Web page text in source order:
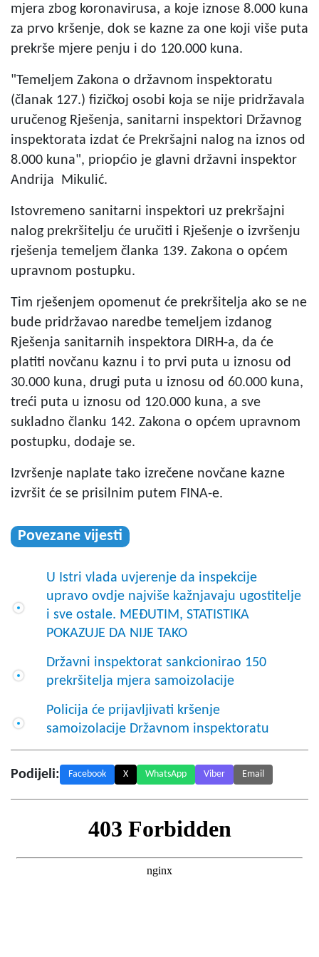
mjera zbog koronavirusa, a koje iznose 8.000 kuna
za prvo kršenje, dok se kazne za one koji više puta
prekrše mjere penju i do 120.000 kuna.
"Temeljem Zakona o državnom inspektoratu
(članak 127.) fizičkoj osobi koja se nije pridržavala
uručenog Rješenja, sanitarni inspektori Državnog
inspektorata izdat će Prekršajni nalog na iznos od
8.000 kuna", priopćio je glavni državni inspektor
Andrija Mikulić.
Istovremeno sanitarni inspektori uz prekršajni
nalog prekršitelju će uručiti i Rješenje o izvršenju
rješenja temeljem članka 139. Zakona o općem
upravnom postupku.
Tim rješenjem opomenut će prekršitelja ako se ne
bude pridržavao naredbe temeljem izdanog
Rješenja sanitarnih inspektora DIRH-a, da će
platiti novčanu kaznu i to prvi puta u iznosu od
30.000 kuna, drugi puta u iznosu od 60.000 kuna,
treći puta u iznosu od 120.000 kuna, a sve
sukladno članku 142. Zakona o općem upravnom
postupku, dodaje se.
Izvršenje naplate tako izrečene novčane kazne
izvršit će se prisilnim putem FINA-e.
Povezane vijesti
U Istri vlada uvjerenje da inspekcije
upravo ovdje najviše kažnjavaju ugostitelje
i sve ostale. MEĐUTIM, STATISTIKA
POKAZUJE DA NIJE TAKO
Državni inspektorat sankcionirao 150
prekršitelja mjera samoizolacije
Policija će prijavljivati kršenje
samoizolacije Državnom inspektoratu
Podijeli: Facebook X WhatsApp Viber Email